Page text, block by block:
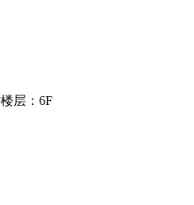
楼层：6F